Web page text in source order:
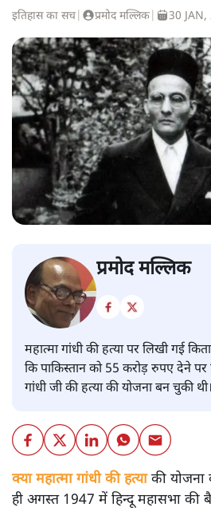
इतिहास का सच प्रमोद मल्लिक 30 JAN,
प्रमोद मल्लिक
महात्मा गांधी की हत्या पर लिखी गई
कि पाकिस्तान को 55 करोड़ रुपए देने
गांधी जी की हत्या की योजना बन चुकी
क्या महात्मा गांधी की हत्याकी
ही अगस्त 1947 में हिन्दू महासभा की